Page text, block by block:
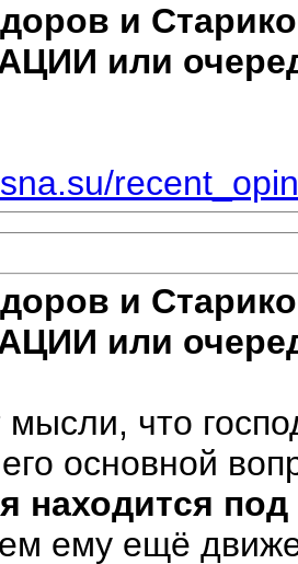
и
или
и
или
мысли, что
основной
находится
ему ещё